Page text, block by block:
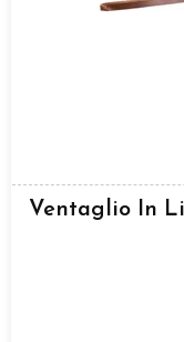
Ventaglio In